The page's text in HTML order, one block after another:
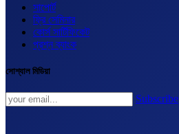
সাপোর্ট
ফ্রি সেমিনার
কোর্স সার্টিফিকেট
প্রশ্ন ব্যাংক
সোশ্যাল মিডিয়া
Subscribe